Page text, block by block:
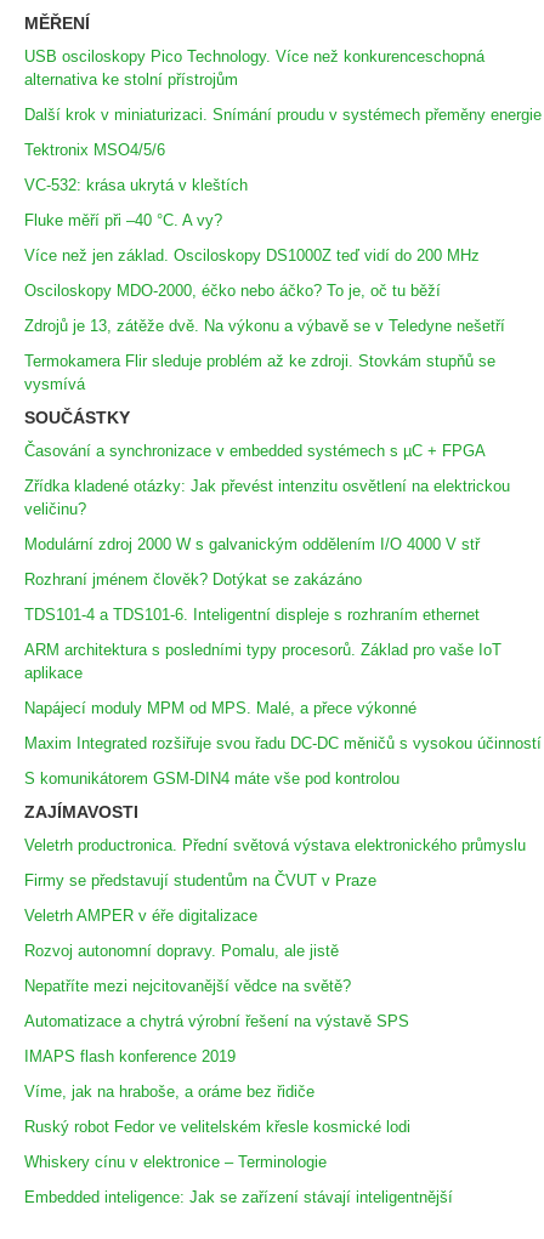
MĚŘENÍ
USB osciloskopy Pico Technology. Více než konkurenceschopná
alternativa ke stolní přístrojům
Další krok v miniaturizaci. Snímání proudu v systémech přeměny energie
Tektronix MSO4/5/6
VC-532: krása ukrytá v kleštích
Fluke měří při –40 °C. A vy?
Více než jen základ. Osciloskopy DS1000Z teď vidí do 200 MHz
Osciloskopy MDO-2000, éčko nebo áčko? To je, oč tu běží
Zdrojů je 13, zátěže dvě. Na výkonu a výbavě se v Teledyne nešetří
Termokamera Flir sleduje problém až ke zdroji. Stovkám stupňů se
vysmívá
SOUČÁSTKY
Časování a synchronizace v embedded systémech s µC + FPGA
Zřídka kladené otázky: Jak převést intenzitu osvětlení na elektrickou
veličinu?
Modulární zdroj 2000 W s galvanickým oddělením I/O 4000 V stř
Rozhraní jménem člověk? Dotýkat se zakázáno
TDS101-4 a TDS101-6. Inteligentní displeje s rozhraním ethernet
ARM architektura s posledními typy procesorů. Základ pro vaše IoT
aplikace
Napájecí moduly MPM od MPS. Malé, a přece výkonné
Maxim Integrated rozšiřuje svou řadu DC-DC měničů s vysokou účinností
S komunikátorem GSM-DIN4 máte vše pod kontrolou
ZAJÍMAVOSTI
Veletrh productronica. Přední světová výstava elektronického průmyslu
Firmy se představují studentům na ČVUT v Praze
Veletrh AMPER v éře digitalizace
Rozvoj autonomní dopravy. Pomalu, ale jistě
Nepatříte mezi nejcitovanější vědce na světě?
Automatizace a chytrá výrobní řešení na výstavě SPS
IMAPS flash konference 2019
Víme, jak na hraboše, a oráme bez řidiče
Ruský robot Fedor ve velitelském křesle kosmické lodi
Whiskery cínu v elektronice – Terminologie
Embedded inteligence: Jak se zařízení stávají inteligentnější